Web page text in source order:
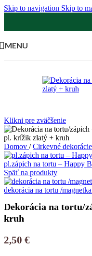
Skip to navigation Skip to
MENU
Klikni pre zväčšenie
Domov / Cirkevné dekorácie
pl.zápich na tortu – Happy
Späť na produkty
dekorácia na tortu /
Dekorácia na tortu/
kruh
2,50 €